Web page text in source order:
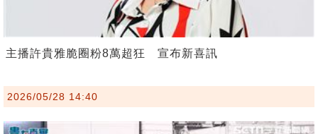
主播許貴雅脆圈粉8萬超狂 宣布新喜訊
2026/05/28 14:40